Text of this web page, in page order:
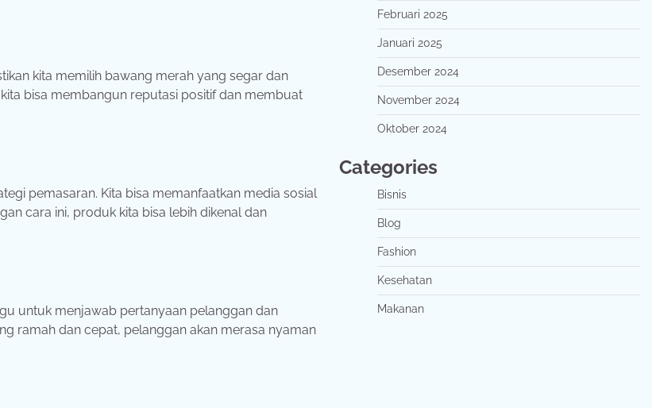
kita memilih bawang merah yang segar dan
bisa membangun reputasi positif dan membuat
pemasaran. Kita bisa memanfaatkan media sosial
cara ini, produk kita bisa lebih dikenal dan
untuk menjawab pertanyaan pelanggan dan
ramah dan cepat, pelanggan akan merasa nyaman
Februari 2025
Januari 2025
Desember 2024
November 2024
Oktober 2024
Categories
Bisnis
Blog
Fashion
Kesehatan
Makanan